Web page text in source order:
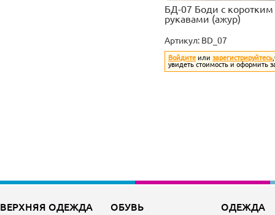
БД-07 Боди с коротким
рукавами (ажур)
Артикул: BD_07
Войдите или зарегистрируйтесь
увидеть стоимость и оформить
ВЕРХНЯЯ ОДЕЖДА ОБУВЬ ОДЕЖДА